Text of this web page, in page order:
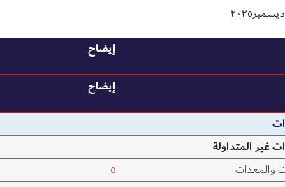
إيضاح
إيضاح
غير المتداولة
والمعدات
٥